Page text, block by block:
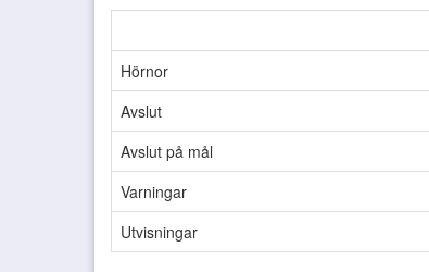
Hörnor
Avslut
Avslut på mål
Varningar
Utvisningar